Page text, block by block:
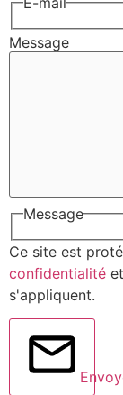
Message
Message
Ce site est
confidentialité
s'appliquent.